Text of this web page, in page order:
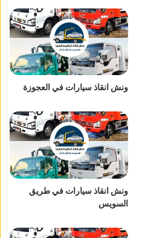
ونش انقاذ سيارات في العجوزة
ونش انقاذ سيارات في طريق
السويس